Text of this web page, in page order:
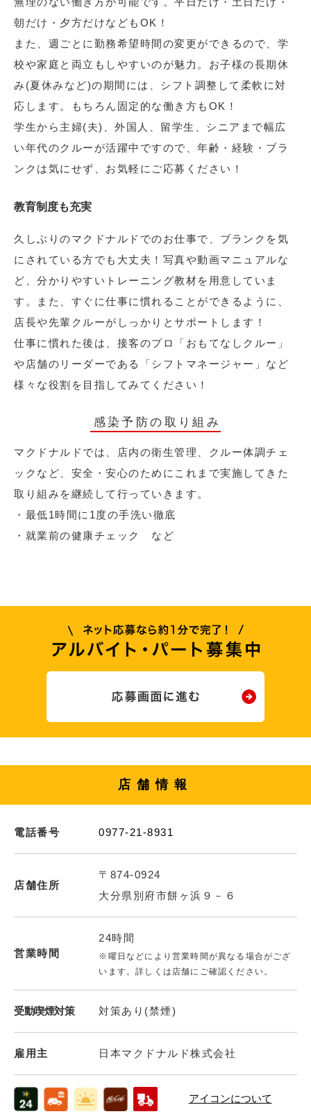
朝だけ・夕方だけなどもOK！
また、週ごとに勤務希望時間の変更ができるので、学
校や家庭と両立もしやすいのが魅力。お子様の長期休
み(夏休みなど)の期間には、シフト調整して柔軟に対
応します。もちろん固定的な働き方もOK！
学生から主婦(夫)、外国人、留学生、シニアまで幅広
い年代のクルーが活躍中ですので、年齢・経験・ブラ
ンクは気にせず、お気軽にご応募ください！
教育制度も充実
久しぶりのマクドナルドでのお仕事で、ブランクを気
にされている方でも大丈夫！写真や動画マニュアルな
ど、分かりやすいトレーニング教材を用意していま
す。また、すぐに仕事に慣れることができるように、
店長や先輩クルーがしっかりとサポートします！
仕事に慣れた後は、接客のプロ「おもてなしクルー」
や店舗のリーダーである「シフトマネージャー」など
様々な役割を目指してみてください！
感染予防の取り組み
マクドナルドでは、店内の衛生管理、クルー体調チェ
ックなど、安全・安心のためにこれまで実施してきた
取り組みを継続して行っていきます。
・最低1時間に1度の手洗い徹底
・就業前の健康チェック など
店舗情報
電話番号 0977-21-8931
店舗住所
〒874-0924
大分県別府市餅ヶ浜９－６
営業時間
24時間
※曜日などにより営業時間が異なる場合がござ
います。詳しくは店舗にご確認ください。
受動喫煙対策 対策あり(禁煙)
雇用主 日本マクドナルド株式会社
アイコンについて